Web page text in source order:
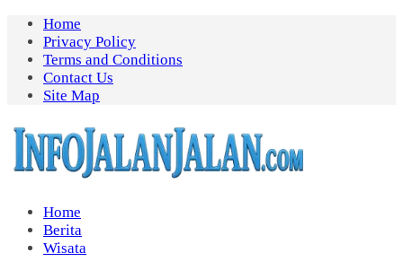
Skip
content
Home
Privacy Policy
Terms and Conditions
Contact Us
Site Map
Home
Berita
Wisata